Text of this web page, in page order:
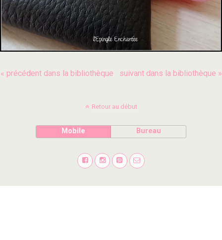
« précédent dans la bibliothèque suivant dans la bibliothèque »
Retour au début
Mobile Bureau